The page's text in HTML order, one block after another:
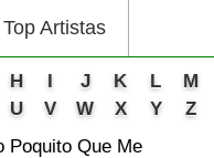
Top Artistas
H I J K L
M
U V W X Y
Z
Poquito Que Me